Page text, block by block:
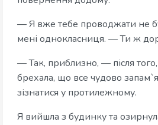
— Я вже тебе проводжати не
мені однокласниця. — Ти ж
— Так, приблизно, — після того,
брехала, що все чудово
зізнатися у протилежному.
Я вийшла з будинку та